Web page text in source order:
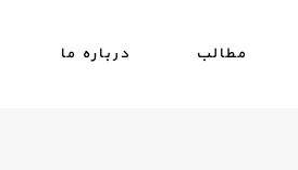
مطالب درباره ما